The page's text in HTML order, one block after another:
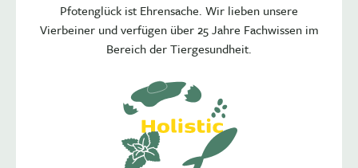
Pfotenglück ist Ehrensache. Wir lieben unsere
Vierbeiner und verfügen über 25 Jahre Fachwissen im
Bereich der Tiergesundheit.